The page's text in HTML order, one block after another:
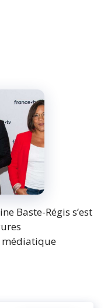
Baste-Régis s’est
médiatique